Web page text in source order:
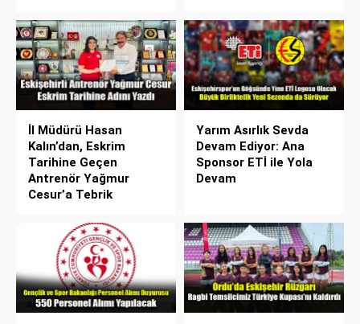
İl Müdürü Hasan
Kalın’dan, Eskrim
Tarihine Geçen
Antrenör Yağmur
Cesur’a Tebrik
Yarım Asırlık Sevda
Devam Ediyor: Ana
Sponsor ETİ ile Yola
Devam